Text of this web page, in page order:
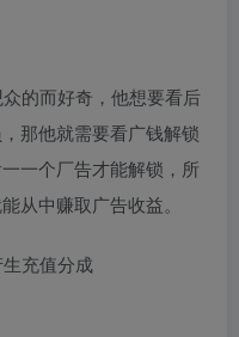
的而好奇，他想要看后
那他就需要看广钱解锁
一个厂告才能解锁，所
从中赚取广告收益。
充值分成